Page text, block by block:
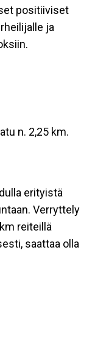
positiiviset
ja
n. 2,25 km.
erityistä
Verryttely
reiteillä
saattaa olla